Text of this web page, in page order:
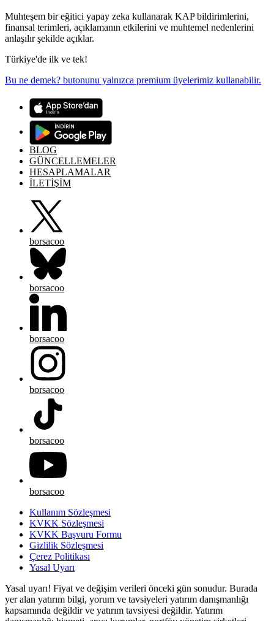
Muhteşem bir eğitici yapay zeka kullanarak KAP bildirimlerini,
finansal terimleri, açıklamanın etkilerini ve muhtemel nedenlerini
anlaşılır şekilde açıklar.
Türkiye'de ilk ve tek!
Bu ne demek? butonunu yalnızca premium üyelerimiz kullanabilir.
BLOG
GÜNCELLEMELER
HESAPLAMALAR
İLETİŞİM
borsacoo
borsacoo
borsacoo
borsacoo
borsacoo
borsacoo
Kullanım Sözleşmesi
KVKK Sözleşmesi
KVKK Başvuru Formu
Gizlilik Sözleşmesi
Çerez Politikası
Yasal Uyarı
Yasal uyarı! Fiyat ve değişim verileri önceki gün sonudur. Burada
yer alan yatırım bilgi, yorum ve tavsiyeleri yatırım danışmanlığı
kapsamında değildir ve yatırım tavsiyesi değildir. Yatırım